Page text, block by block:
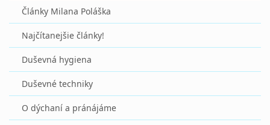
Články Milana Poláška
Najčítanejšie články!
Duševná hygiena
Duševné techniky
O dýchaní a pránájáme